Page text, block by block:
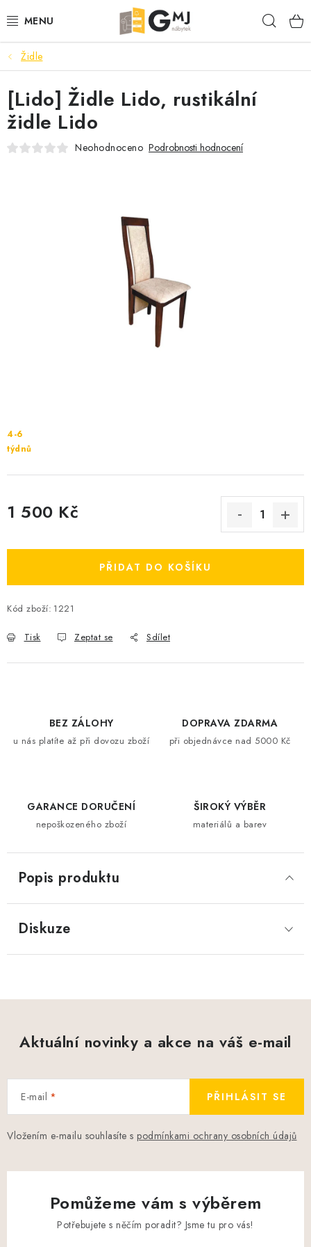
na
SEDACÍ SOUPRAVY
OBÝVACÍ POKOJ
LOŽNICE
Kontakty
Židle
4-6
týdnů
1 500 Kč
PŘIDAT DO KOŠÍKU
Kód zboží: 1221
Tisk Zeptat se Sdílet
[Lido] Židle Lido, rustikální
židle Lido
Neohodnoceno Podrobnosti hodnocení
BEZ ZÁLOHY
u nás platíte až při dovozu zboží
DOPRAVA ZDARMA
při objednávce nad 5000 Kč
GARANCE DORUČENÍ
nepoškozeného zboží
ŠIROKÝ VÝBĚR
materiálů a barev
Popis produktu
Diskuze
Aktuální novinky a akce na váš e-mail
E-mail
Vložením e-mailu souhlasíte s podmínkami ochrany osobních údajů
PŘIHLÁSIT SE
Pomůžeme vám s výběrem
Potřebujete s něčím poradit? Jsme tu pro vás!